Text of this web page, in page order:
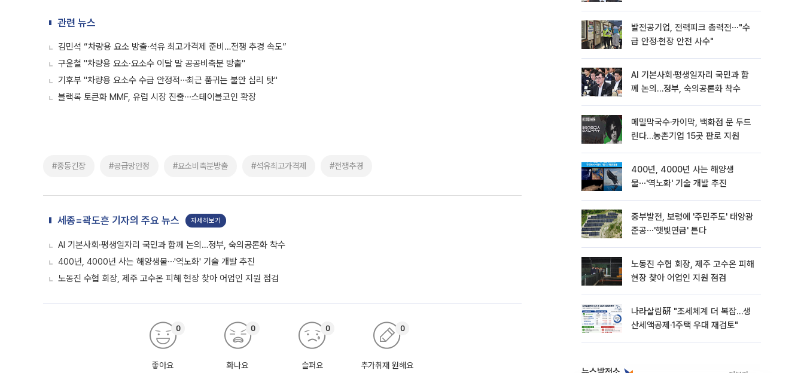
관련 뉴스
김민석 “차량용 요소 방출·석유 최고가격제 준비…전쟁 추경 속도”
구윤철 "차량용 요소·요소수 이달 말 공공비축분 방출"
기후부 "차량용 요소수 수급 안정적⋯최근 품귀는 불안 심리 탓"
블랙록 토큰화 MMF, 유럽 시장 진출∙∙∙스테이블코인 확장
#중동긴장 #공급망안정 #요소비축분방출 #석유최고가격제 #전쟁추경
세종=곽도흔 기자의 주요 뉴스 자세히보기
AI 기본사회·평생일자리 국민과 함께 논의…정부, 숙의공론화 착수
400년, 4000년 사는 해양생물⋯'역노화' 기술 개발 추진
노동진 수협 회장, 제주 고수온 피해 현장 찾아 어업인 지원 점검
좋아요
0
화나요
0
슬퍼요
0
추가취재 원해요
0
발전공기업, 전력피크 총력전⋯"수
급 안정·현장 안전 사수"
AI 기본사회·평생일자리 국민과 함
께 논의…정부, 숙의공론화 착수
메밀막국수·카이막, 백화점 문 두드
린다…농촌기업 15곳 판로 지원
400년, 4000년 사는 해양생
물⋯'역노화' 기술 개발 추진
중부발전, 보령에 '주민주도' 태양광
준공⋯'햇빛연금' 튼다
노동진 수협 회장, 제주 고수온 피해
현장 찾아 어업인 지원 점검
나라살림硏 "조세체계 더 복잡…생
산세액공제·1주택 우대 재검토"